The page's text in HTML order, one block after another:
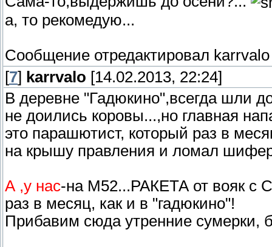
а, то рекомедую...
Сообщение отредактировал karrvalo
[7] karrvalo [14.02.2013, 22:24]
В деревне "Гадюкино",всегда шли
не доились коровы...,но главная
это парашютист, который раз в
на крышу правления и ломал
А ,у нас-на М52...РАКЕТА от вояк с
раз в месяц, как и в "гадюкино"!
Прибавим сюда утренние сумерки,